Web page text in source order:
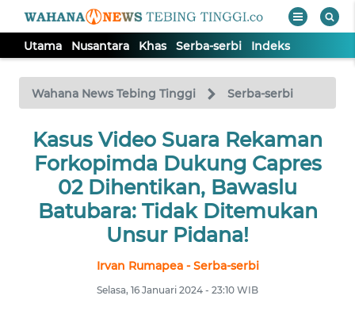
Utama Nusantara Khas Serba-serbi Indeks
Wahana News Tebing Tinggi Serba-serbi
Kasus Video Suara Rekaman
Forkopimda Dukung Capres
02 Dihentikan, Bawaslu
Batubara: Tidak Ditemukan
Unsur Pidana!
Irvan Rumapea - Serba-serbi
Selasa, 16 Januari 2024 - 23:10 WIB
TV
Tutup
UTAMA
NUSANTARA